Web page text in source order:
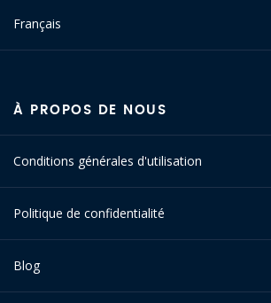
Français
À PROPOS DE NOUS
Conditions générales d'utilisation
Politique de confidentialité
Blog